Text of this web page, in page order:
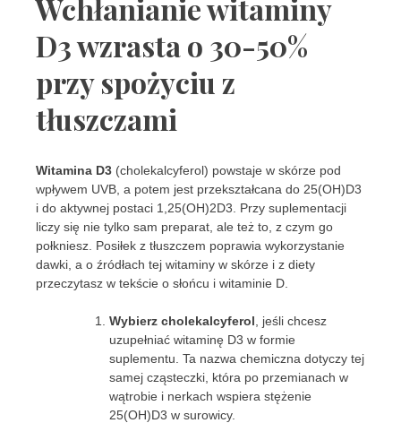
Wchłanianie witaminy
D3 wzrasta o 30-50%
przy spożyciu z
tłuszczami
Witamina D3 (cholekalcyferol) powstaje w skórze pod
wpływem UVB, a potem jest przekształcana do 25(OH)D3
i do aktywnej postaci 1,25(OH)2D3. Przy suplementacji
liczy się nie tylko sam preparat, ale też to, z czym go
połkniesz. Posiłek z tłuszczem poprawia wykorzystanie
dawki, a o źródłach tej witaminy w skórze i z diety
przeczytasz w tekście o słońcu i witaminie D.
Wybierz cholekalcyferol , jeśli chcesz
uzupełniać witaminę D3 w formie
suplementu. Ta nazwa chemiczna dotyczy tej
samej cząsteczki, która po przemianach w
wątrobie i nerkach wspiera stężenie
25(OH)D3 w surowicy.